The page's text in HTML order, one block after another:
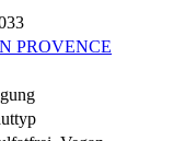
PROVENCE